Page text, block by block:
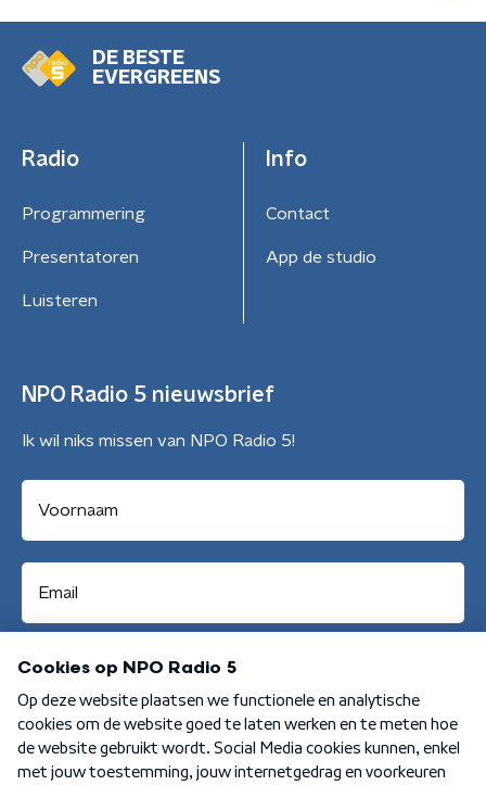
DE BESTE
EVERGREENS
Radio
Programmering
Presentatoren
Luisteren
Info
Contact
App de studio
NPO Radio 5 nieuwsbrief
Ik wil niks missen van NPO Radio 5!
Aanmelden
Algemene voorwaarden